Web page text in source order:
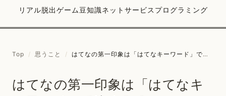
リアル脱出ゲーム豆知識ネットサービス プログラミング
Top / 思うこと / はてなの第一印象は「はてなキーワード」で決まる？
はてなの第一印象は「はてなキ